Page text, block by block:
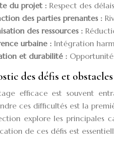
du projet : Respect des
des parties prenantes :
des ressources :
urbaine : Intégration
et durabilité :
des défis et
efficace est souvent
ces difficultés est la
explore les principales
de ces défis est